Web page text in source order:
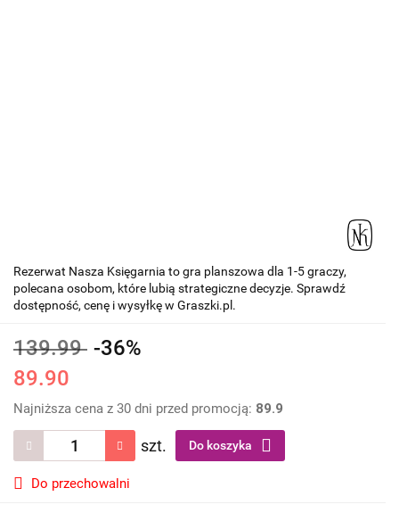
Rezerwat Nasza Księgarnia to gra planszowa dla 1-5 graczy,
polecana osobom, które lubią strategiczne decyzje. Sprawdź
dostępność, cenę i wysyłkę w Graszki.pl.
139.99 -36%
89.90
Najniższa cena z 30 dni przed promocją: 89.9
szt. Do koszyka
Do przechowalni